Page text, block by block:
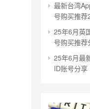
最新台湾
号购买推荐
25年6月英
号购买推荐
25年6月最
ID账号分享